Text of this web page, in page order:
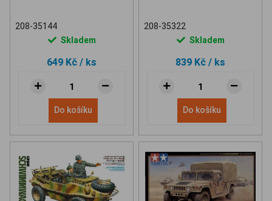
208-35144
Skladem
649 Kč / ks
Do košíku
208-35322
Skladem
839 Kč / ks
Do košíku